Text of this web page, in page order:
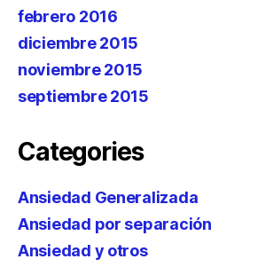
febrero 2016
diciembre 2015
noviembre 2015
septiembre 2015
Categories
Ansiedad Generalizada
Ansiedad por separación
Ansiedad y otros